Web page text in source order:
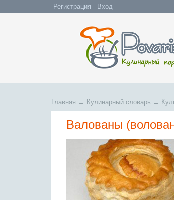
Регистрация Вход
Главная → Кулинарный словарь →
Валованы